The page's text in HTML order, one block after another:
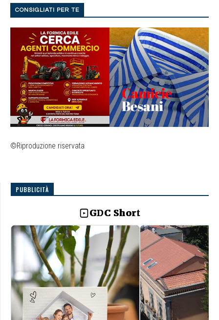
CONSIGLIATI PER TE
©Riproduzione riservata
PUBBLICITÀ
GDC Short